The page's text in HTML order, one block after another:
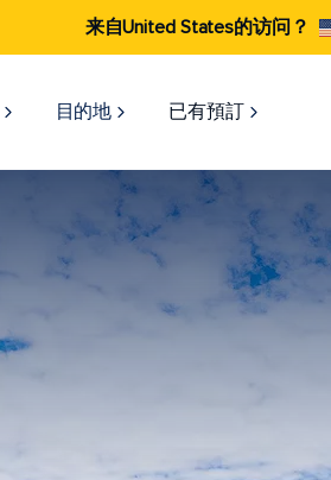
来自United States的访问？
目的地 已有預訂